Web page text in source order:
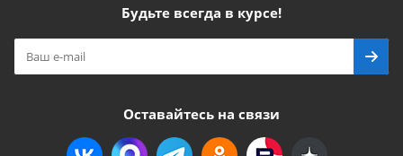
Будьте всегда в курсе!
Оставайтесь на связи